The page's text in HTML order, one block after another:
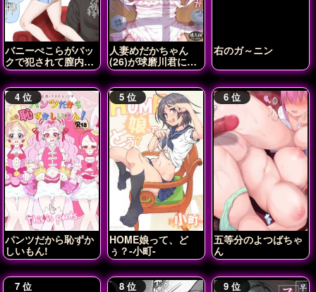
バニーぺこらがバッ
クで犯されて膣内射
精されちゃう♡
人妻めだかちゃん
(26)が球磨川君に
NTRれる本
右のガ～ニン
パンツだから恥ずか
しいもん!
HOME娘って、ど
ぅ？-小町-
五等分のよつばちゃ
ん